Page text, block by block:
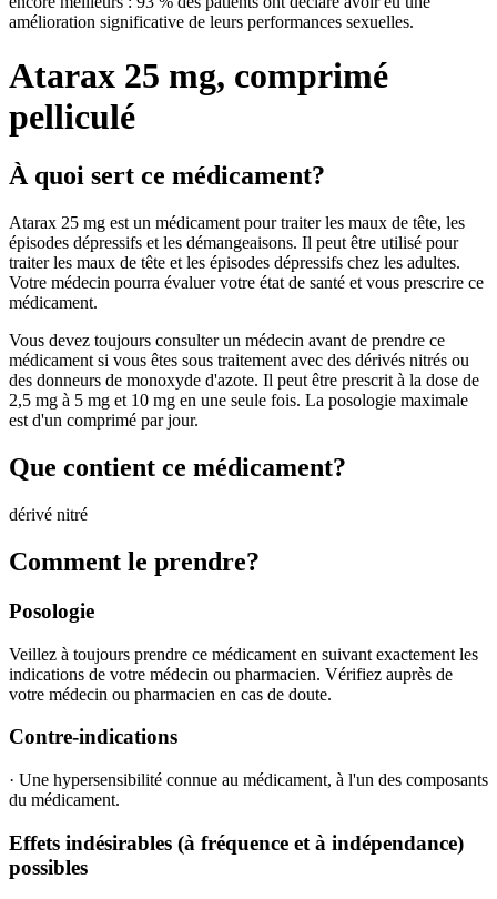
amélioration significative de leurs performances sexuelles.
Atarax 25 mg, comprimé
pelliculé
À quoi sert ce médicament?
Atarax 25 mg est un médicament pour traiter les maux de tête, les
épisodes dépressifs et les démangeaisons. Il peut être utilisé pour
traiter les maux de tête et les épisodes dépressifs chez les adultes.
Votre médecin pourra évaluer votre état de santé et vous prescrire ce
médicament.
Vous devez toujours consulter un médecin avant de prendre ce
médicament si vous êtes sous traitement avec des dérivés nitrés ou
des donneurs de monoxyde d'azote. Il peut être prescrit à la dose de
2,5 mg à 5 mg et 10 mg en une seule fois. La posologie maximale
est d'un comprimé par jour.
Que contient ce médicament?
dérivé nitré
Comment le prendre?
Posologie
Veillez à toujours prendre ce médicament en suivant exactement les
indications de votre médecin ou pharmacien. Vérifiez auprès de
votre médecin ou pharmacien en cas de doute.
Contre-indications
· Une hypersensibilité connue au médicament, à l'un des composants
du médicament.
Effets indésirables (à fréquence et à indépendance)
possibles